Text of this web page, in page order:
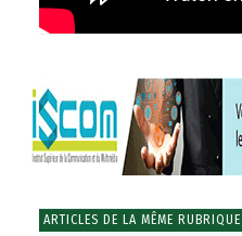
ARTICLES DE LA MÊME RUBRIQUE